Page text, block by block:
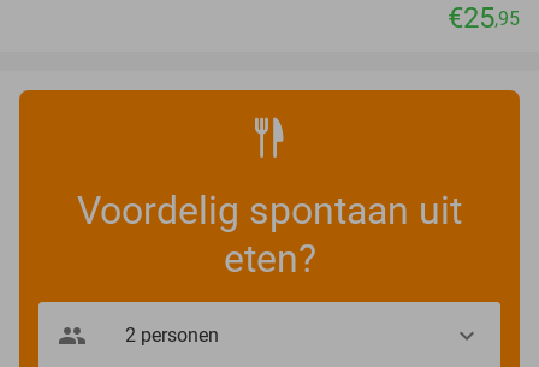
€25,95
Voordelig spontaan uit
eten?